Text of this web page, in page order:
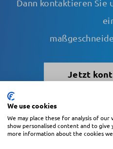
Dann kontaktieren Sie
Jetzt
Blättern
We use cookies
We may place these for analysis of
show personalised content and to
more information about the cookies